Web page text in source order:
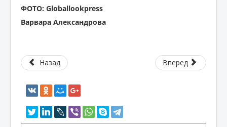
ФОТО: Globallookpress
Варвара Александрова
Назад Вперед